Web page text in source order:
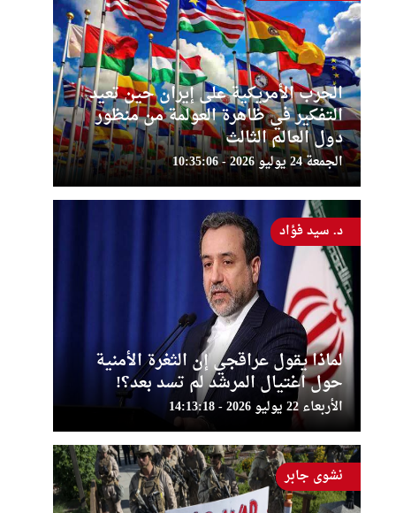
الحرب الأمريكية على إيران حين تعيد
التفكير في ظاهرة العولمة من منظور
دول العالم الثالث
الجمعة 24 يوليو 2026 - 10:35:06
لماذا يقول عراقجي إن الثغرة الأمنية
حول اغتيال المرشد لم تسد بعد؟!
الأربعاء 22 يوليو 2026 - 14:13:18
د. سيد فؤاد
نشوى جابر